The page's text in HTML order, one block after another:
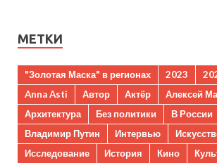
МЕТКИ
"Золотая Маска" в регионах 2023
Anna Asti
Автор Актёр Алексей
Архитектура
Без политики
В России
Владимир Путин
Интервью
Исследование
История Кино